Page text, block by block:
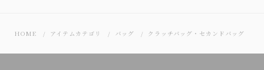
HOME アイテムカテゴリ バッグ クラッチバッグ・セカンドバッグ